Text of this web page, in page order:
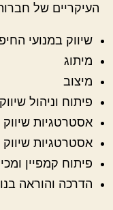
העיקריים של חברות
שיווק במנועי
מיתוג
מיצוב
פיתוח וניהול
אסטרטגיות שיווק
אסטרטגיות שיווק
פיתוח קמפיין
הדרכה והוראה